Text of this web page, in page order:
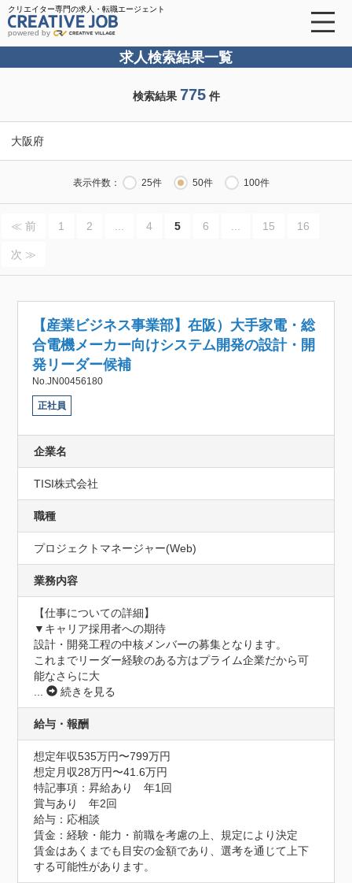
クリエイター専門の求人・転職エージェント
powered by
求人検索結果一覧
検索結果 775件
大阪府
表示件数： 25件 50件 100件
≪ 前 1 2 4 5 6 15 16
次 ≫
【産業ビジネス事業部】在阪）大手家電・総
合電機メーカー向けシステム開発の設計・開
発リーダー候補
No.JN00456180
正社員
企業名
TISI株式会社
職種
プロジェクトマネージャー(Web)
業務内容
【仕事についての詳細】
▼キャリア採用者への期待
設計・開発工程の中核メンバーの募集となります。
これまでリーダー経験のある方はプライム企業だから可
能なさらに大
...
続きを見る
給与・報酬
想定年収535万円〜799万円
想定月収28万円〜41.6万円
特記事項：昇給あり　年1回
賞与あり　年2回
給与：応相談
賃金：経験・能力・前職を考慮の上、規定により決定
賃金はあくまでも目安の金額であり、選考を通じて上下
する可能性があります。